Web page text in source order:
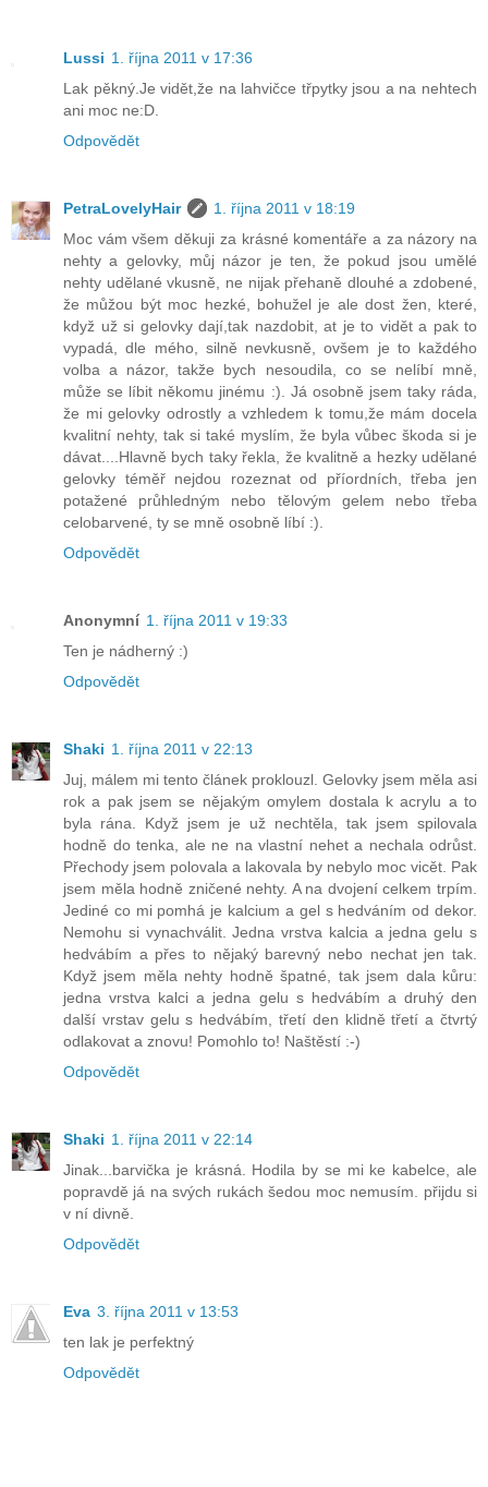
Lussi 1. října 2011 v 17:36
Lak pěkný.Je vidět,že na lahvičce třpytky jsou a na nehtech
ani moc ne:D.
Odpovědět
PetraLovelyHair
1. října 2011 v 18:19
Moc vám všem děkuji za krásné komentáře a za názory na
nehty a gelovky, můj názor je ten, že pokud jsou umělé
nehty udělané vkusně, ne nijak přehaně dlouhé a zdobené,
že můžou být moc hezké, bohužel je ale dost žen, které,
když už si gelovky dají,tak nazdobit, at je to vidět a pak to
vypadá, dle mého, silně nevkusně, ovšem je to každého
volba a názor, takže bych nesoudila, co se nelíbí mně,
může se líbit někomu jinému :). Já osobně jsem taky ráda,
že mi gelovky odrostly a vzhledem k tomu,že mám docela
kvalitní nehty, tak si také myslím, že byla vůbec škoda si je
dávat....Hlavně bych taky řekla, že kvalitně a hezky udělané
gelovky téměř nejdou rozeznat od příordních, třeba jen
potažené průhledným nebo tělovým gelem nebo třeba
celobarvené, ty se mně osobně líbí :).
Odpovědět
Anonymní 1. října 2011 v 19:33
Ten je nádherný :)
Odpovědět
Shaki 1. října 2011 v 22:13
Juj, málem mi tento článek proklouzl. Gelovky jsem měla asi
rok a pak jsem se nějakým omylem dostala k acrylu a to
byla rána. Když jsem je už nechtěla, tak jsem spilovala
hodně do tenka, ale ne na vlastní nehet a nechala odrůst.
Přechody jsem polovala a lakovala by nebylo moc vicět. Pak
jsem měla hodně zničené nehty. A na dvojení celkem trpím.
Jediné co mi pomhá je kalcium a gel s hedváním od dekor.
Nemohu si vynachválit. Jedna vrstva kalcia a jedna gelu s
hedvábím a přes to nějaký barevný nebo nechat jen tak.
Když jsem měla nehty hodně špatné, tak jsem dala kůru:
jedna vrstva kalci a jedna gelu s hedvábím a druhý den
další vrstav gelu s hedvábím, třetí den klidně třetí a čtvrtý
odlakovat a znovu! Pomohlo to! Naštěstí :-)
Odpovědět
Shaki 1. října 2011 v 22:14
Jinak...barvička je krásná. Hodila by se mi ke kabelce, ale
popravdě já na svých rukách šedou moc nemusím. přijdu si
v ní divně.
Odpovědět
Eva 3. října 2011 v 13:53
ten lak je perfektný
Odpovědět